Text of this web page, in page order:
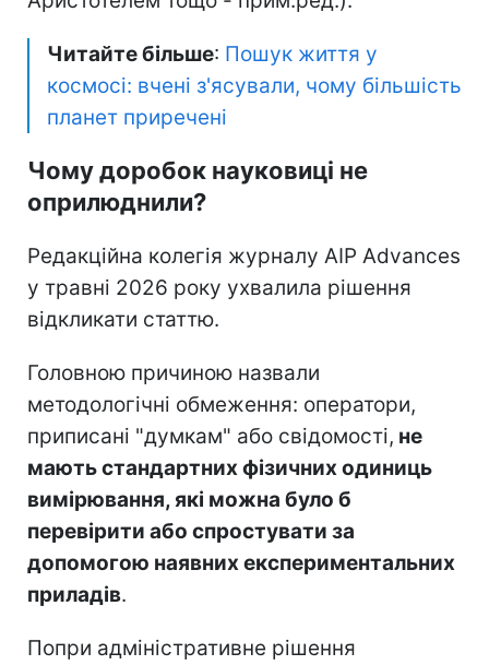
Читайте більше: Пошук життя у
космосі: вчені з'ясували, чому більшість
планет приречені
Чому доробок науковиці не
оприлюднили?
Редакційна колегія журналу AIP Advances
у травні 2026 року ухвалила рішення
відкликати статтю.
Головною причиною назвали
методологічні обмеження: оператори,
приписані "думкам" або свідомості, не
мають стандартних фізичних одиниць
вимірювання, які можна було б
перевірити або спростувати за
допомогою наявних експериментальних
приладів.
Попри адміністративне рішення